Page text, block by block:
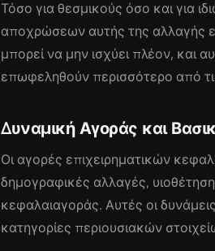
Τόσο για θεσμικούς όσο και για
αποχρώσεων αυτής της αλλαγής
μπορεί να μην ισχύει πλέον, και
επωφεληθούν περισσότερο από
Δυναμική Αγοράς και
Οι αγορές επιχειρηματικών
δημογραφικές αλλαγές,
κεφαλαιαγοράς. Αυτές οι
κατηγορίες περιουσιακών